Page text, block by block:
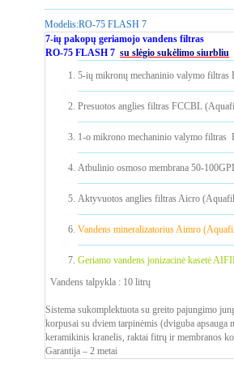
Modelis:RO-75 FLASH 7
7-ių pakopų geriamojo vandens filtras
RO-75 FLASH 7 su slėgio sukėlimo siurbliu
5-ių mikronų mechaninio valymo filtras
Presuotos anglies filtras FCCBL
1-o mikrono mechaninio valymo filtras
Atbulinio osmoso membrana 50-
Aktyvuotos anglies filtras Aicro
Vandens mineralizatorius Aimro
Geriamo vandens jonizacinė kasetė
Vandens talpykla : 10 litrų
Sistema sukomplektuota su greito pajungimo
korpusai su dviem tarpinėmis (dviguba apsauga
keramikinis kranelis, raktai fitrų ir membranos
Garantija – 2 metai